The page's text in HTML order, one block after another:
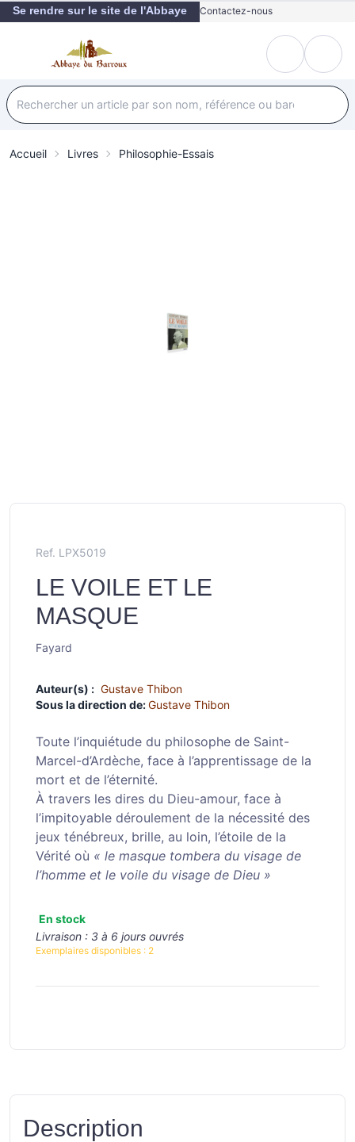
Se rendre sur le site de l'Abbaye Contactez-nous
Accueil Livres Philosophie-Essais
Ref. LPX5019
LE VOILE ET LE
MASQUE
Fayard
Auteur(s) : Gustave Thibon
Sous la direction de:Gustave Thibon
Toute l’inquiétude du philosophe de Saint-
Marcel-d’Ardèche, face à l’apprentissage de la
mort et de l’éternité.
À travers les dires du Dieu-amour, face à
l’impitoyable déroulement de la nécessité des
jeux ténébreux, brille, au loin, l’étoile de la
Vérité où « le masque tombera du visage de
l’homme et le voile du visage de Dieu »
En stock
Livraison : 3 à 6 jours ouvrés
Exemplaires disponibles : 2
Description